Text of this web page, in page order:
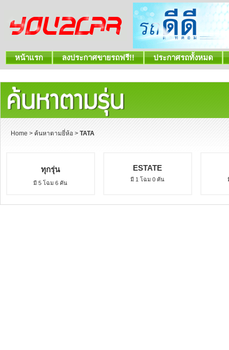
หน้าแรก ลงประกาศขายรถฟรี!! ประกาศรถทั้งหมด
Home > ค้นหาตามยี่ห้อ > TATA
ทุกรุ่น
มี 5 โฉม 6 คัน
ESTATE
มี 1 โฉม 0 คัน